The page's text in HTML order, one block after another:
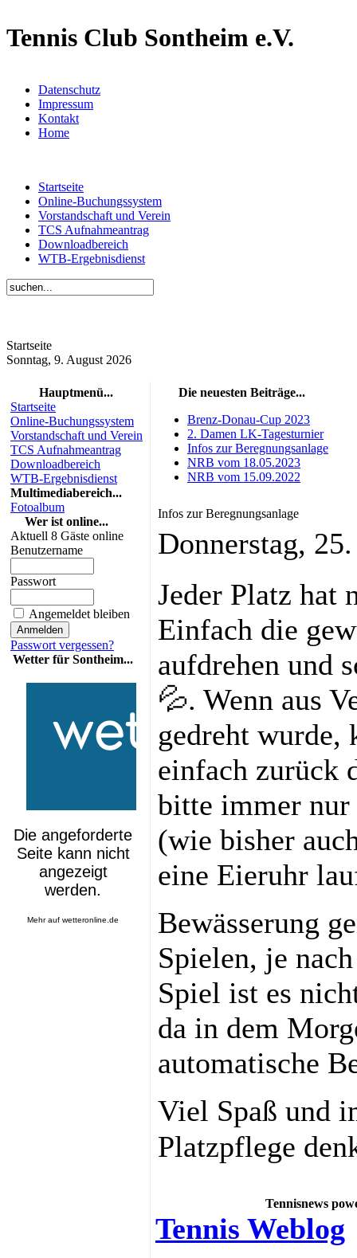
Tennis Club Sontheim e.V.
Datenschutz
Impressum
Kontakt
Home
Startseite
Online-Buchungssystem
Vorstandschaft und Verein
TCS Aufnahmeantrag
Downloadbereich
WTB-Ergebnisdienst
Startseite
Sonntag, 9. August 2026
Hauptmenü...
Startseite
Online-Buchungssystem
Vorstandschaft und Verein
TCS Aufnahmeantrag
Downloadbereich
WTB-Ergebnisdienst
Multimediabereich...
Fotoalbum
Wer ist online...
Aktuell 8 Gäste online
Benutzername
Passwort
Angemeldet bleiben
Passwort vergessen?
Wetter für Sontheim...
Mehr aufwetteronline.de
Die neuesten Beiträge...
Brenz-Donau-Cup 2023
2. Damen LK-Tagesturnier
Infos zur Beregnungsanlage
NRB vom 18.05.2023
NRB vom 15.09.2022
Infos zur Beregnungsanlage
Donnerstag,
Jeder Platz hat
Einfach die
aufdrehen und
💦. Wenn aus
gedreht wurde,
einfach zurück
bitte immer nur
(wie bisher
eine Eieruhr
Bewässerung
Spielen, je
Spiel ist es
da in dem
automatische
Viel Spaß und
Platzpflege
Tennisnews
Tennis Weblog